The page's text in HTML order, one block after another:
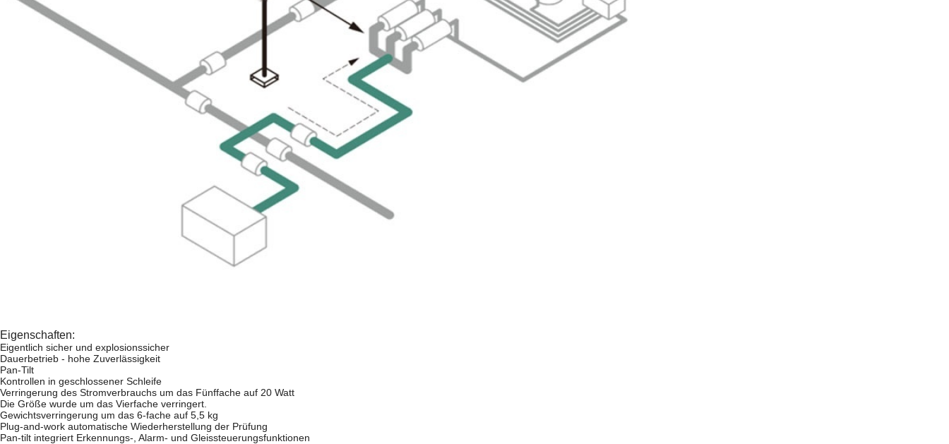
Eigenschaften:
Eigentlich sicher und explosionssicher
Dauerbetrieb - hohe Zuverlässigkeit
Pan-Tilt
Kontrollen in geschlossener Schleife
Verringerung des Stromverbrauchs um das Fünffache auf 20 Watt
Die Größe wurde um das Vierfache verringert.
Gewichtsverringerung um das 6-fache auf 5,5 kg
Plug-and-work automatische Wiederherstellung der Prüfung
Pan-tilt integriert Erkennungs-, Alarm- und Gleissteuerungsfunktionen